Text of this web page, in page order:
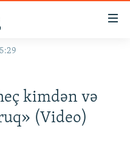
kimdən və
(Video)